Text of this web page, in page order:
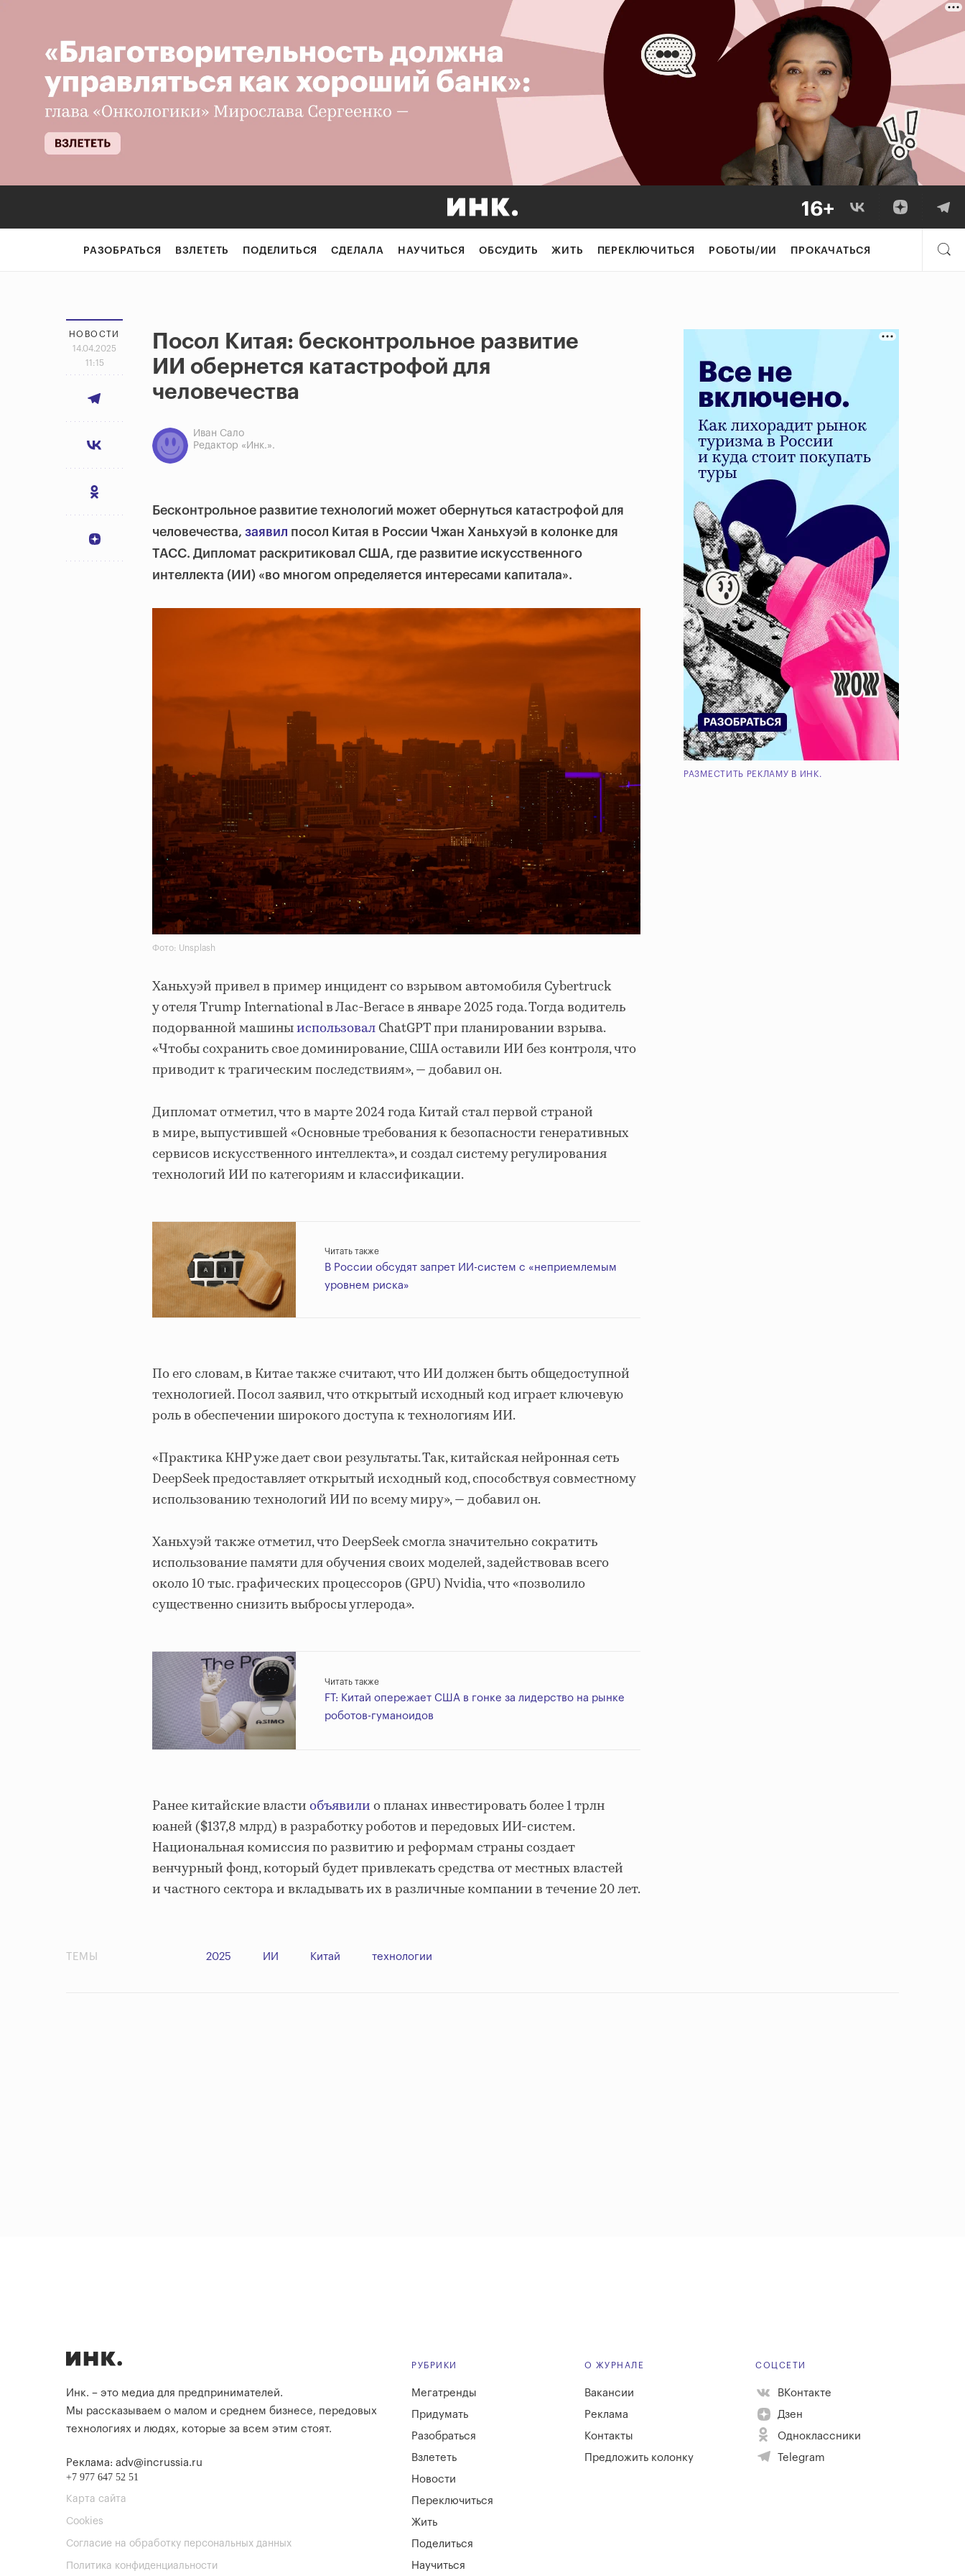
РАЗОБРАТЬСЯ ВЗЛЕТЕТЬ ПОДЕЛИТЬСЯ СДЕЛАЛА НАУЧИТЬСЯ ОБСУДИТЬ ЖИТЬ ПЕРЕКЛЮЧИТЬСЯ РОБОТЫ/ИИ ПРОКАЧАТЬСЯ
НОВОСТИ
14.04.2025
11:15
Посол Китая: бесконтрольное развитие
ИИ обернется катастрофой для
человечества
Иван Сало
Редактор «Инк.».
Бесконтрольное развитие технологий может обернуться катастрофой для
человечества, заявил посол Китая в России Чжан Ханьхуэй в колонке для
ТАСС. Дипломат раскритиковал США, где развитие искусственного
интеллекта (ИИ) «во многом определяется интересами капитала».
Фото: Unsplash
Ханьхуэй привел в пример инцидент со взрывом автомобиля Cybertruck
у отеля Trump International в Лас-Вегасе в январе 2025 года. Тогда водитель
подорванной машиныиспользовалChatGPT при планировании взрыва.
«Чтобы сохранить свое доминирование, США оставили ИИ без контроля, что
приводит к трагическим последствиям», — добавил он.
Дипломат отметил, что в марте 2024 года Китай стал первой страной
в мире, выпустившей «Основные требования к безопасности генеративных
сервисов искусственного интеллекта», и создал систему регулирования
технологий ИИ по категориям и классификации.
Читать также
В России обсудят запрет ИИ-систем с «неприемлемым
уровнем риска»
По его словам, в Китае также считают, что ИИ должен быть общедоступной
технологией. Посол заявил, что открытый исходный код играет ключевую
роль в обеспечении широкого доступа к технологиям ИИ.
«Практика КНР уже дает свои результаты. Так, китайская нейронная сеть
DeepSeek предоставляет открытый исходный код, способствуя совместному
использованию технологий ИИ по всему миру», — добавил он.
Ханьхуэй также отметил, что DeepSeek смогла значительно сократить
использование памяти для обучения своих моделей, задействовав всего
около 10 тыс. графических процессоров (GPU) Nvidia, что «позволило
существенно снизить выбросы углерода».
Читать также
FT: Китай опережает США в гонке за лидерство на рынке
роботов-гуманоидов
Ранее китайские властиобъявилио планах инвестировать более 1 трлн
юаней ($137,8 млрд) в разработку роботов и передовых ИИ-систем.
Национальная комиссия по развитию и реформам страны создает
венчурный фонд, который будет привлекать средства от местных властей
и частного сектора и вкладывать их в различные компании в течение 20 лет.
РАЗМЕСТИТЬ РЕКЛАМУ В ИНК.
ТЕМЫ 2025 ИИ Китай технологии
Инк. – это медиа для предпринимателей.
Мы рассказываем о малом и среднем бизнесе, передовых
технологиях и людях, которые за всем этим стоят.
Реклама: adv@incrussia.ru
+7 977 647 52 51
Карта сайта
Cookies
Согласие на обработку персональных данных
Политика конфиденциальности
РУБРИКИ
Мегатренды
Придумать
Разобраться
Взлететь
Новости
Переключиться
Жить
Поделиться
Научиться
О ЖУРНАЛЕ
Вакансии
Реклама
Контакты
Предложить колонку
СОЦСЕТИ
ВКонтакте
Дзен
Одноклассники
Telegram